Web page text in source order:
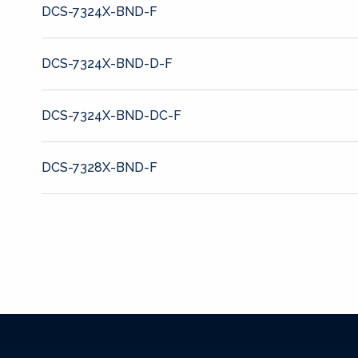
DCS-7324X-BND-F
DCS-7324X-BND-D-F
DCS-7324X-BND-DC-F
DCS-7328X-BND-F